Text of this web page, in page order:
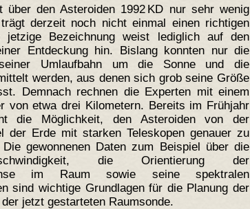
über den Asteroiden 1992 KD nur sehr wenig
derzeit noch nicht einmal einen richtigen
jetzige Bezeichnung weist lediglich auf den
Entdeckung hin. Bislang konnten nur die
Umlaufbahn um die Sonne und die
werden, aus denen sich grob seine Größe
Demnach rechnen die Experten mit einem
von etwa drei Kilometern. Bereits im Frühjahr
die Möglichkeit, den Asteroiden von der
der Erde mit starken Teleskopen genauer zu
Die gewonnenen Daten zum Beispiel über die
die Orientierung der
im Raum sowie seine spektralen
sind wichtige Grundlagen für die Planung der
jetzt gestarteten Raumsonde.